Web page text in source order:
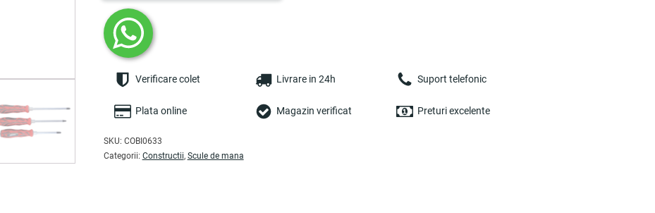
varfuri
magnetice,
maner
-
SMART®
Verificare colet Livrare in 24h Suport telefonic
Plata online Magazin verificat Preturi excelente
SKU: COBI0633
Categorii: Constructii, Scule de mana